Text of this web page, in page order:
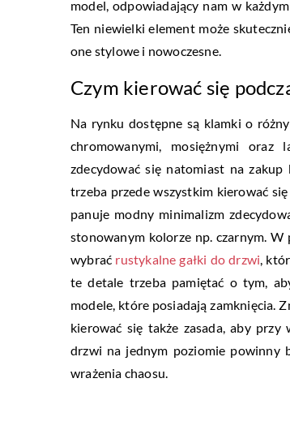
model, odpowiadający nam w
Ten niewielki element może
one stylowe i nowoczesne.
Czym kierować się
Na rynku dostępne są klamki o
chromowanymi, mosiężnymi oraz
zdecydować się natomiast na
trzeba przede wszystkim kierować
panuje modny minimalizm
stonowanym kolorze np. czarnym.
wybrać rustykalne gałki do drzwi,
te detale trzeba pamiętać o tym,
modele, które posiadają zamknięcia.
kierować się także zasada, aby
drzwi na jednym poziomie powinny
wrażenia chaosu.